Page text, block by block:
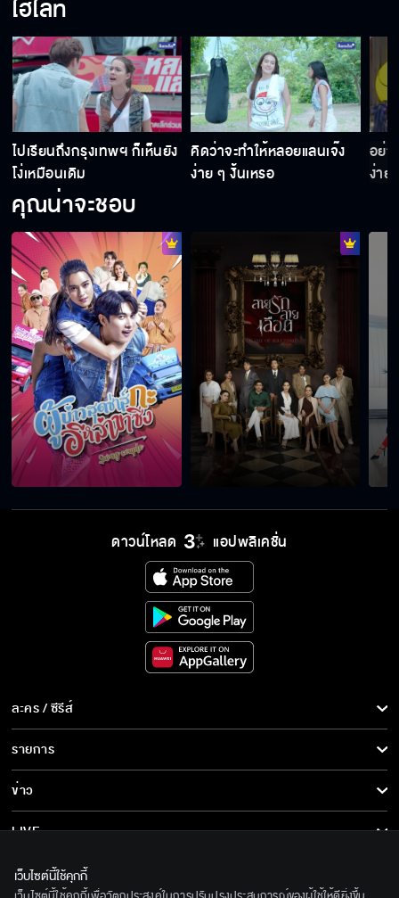
เรา 2 คนไม่จำเป็นต้องเล่นละครเรียกกระแส
แกทำให้ข้าเสียความบริสุทธิ์หมดแล้ว
รสชาติเหมือนกัน อย่างกับโรงงานเดียวกัน
ซอสมหัศจรรย์ สูตรเด็ดของคุณยาย
สงครามกลับมาปะทะกันอีกครั้ง
ไม่ได้เรียกว่าขี้โกง เขาเรียกว่ากลยุทธ์
ข้าอยากสารภาพรักกับครูสาลี่
ถ้าแกแน่จริง ตัวต่อตัวกับข้ามั้ยล่ะ
ไฮไลท์
ไปเรียนถึงกรุงเทพฯ ก็เห็นยัง
โง่เหมือนเดิม
คิดว่าจะทำให้หลอยแลนเจ๊ง
ง่าย ๆ งั้นเหรอ
อย่า
ง่าย
คุณน่าจะชอบ
ดาวน์โหลด แอปพลิเคชั่น
ละคร / ซีรีส์
ละคร/ซีรีส์
ซีรีส์นานาชาติ
การ์ตูน & เกม
รายการ
รายการทั้งหมด
ข่าว
ข่าวทั้งหมด
ข่าวประชาสัมพันธ์
LIVE
เกี่ยวกับเรา
เว็บไซต์นี้ใช้คุกกี้